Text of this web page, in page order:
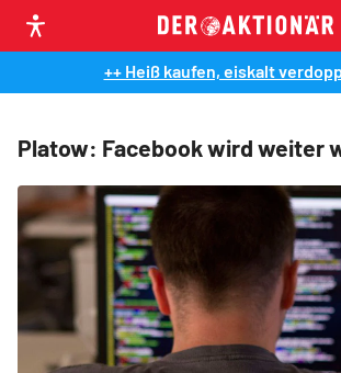
++ Heiß kaufen, eiskalt
Platow: Facebook wird weiter